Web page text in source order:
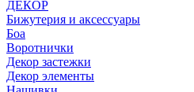
ДЕКОР
Бижутерия и аксессуары
Боа
Воротнички
Декор застежки
Декор элементы